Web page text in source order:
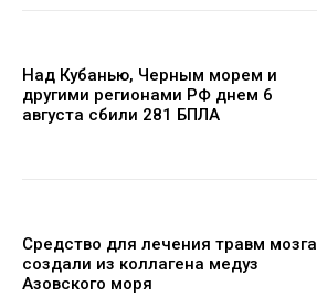
Над Кубанью, Черным морем и
другими регионами РФ днем 6
августа сбили 281 БПЛА
Средство для лечения травм мозга
создали из коллагена медуз
Азовского моря